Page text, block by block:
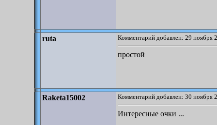
ruta Комментарий добавлен: 29 ноября
простой
Raketa15002 Комментарий добавлен: 30 ноября
Интересные очки ...